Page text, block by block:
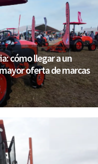
cómo llegar a un
oferta de marcas